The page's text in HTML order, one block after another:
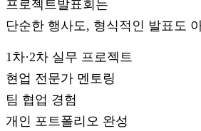
프로젝트발표회는
단순한 행사도, 형식적인 발표도
1차·2차 실무 프로젝트
현업 전문가 멘토링
팀 협업 경험
개인 포트폴리오 완성